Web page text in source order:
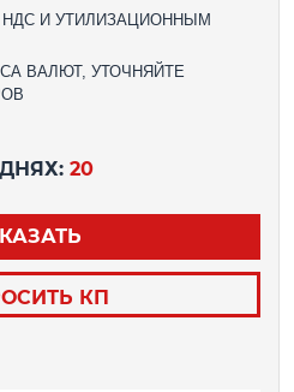
НДС И УТИЛИЗАЦИОННЫМ
ВАЛЮТ, УТОЧНЯЙТЕ
20
КП